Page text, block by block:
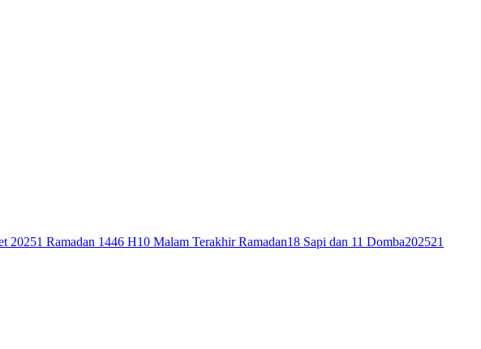
20251 Ramadan 1446 H10 Malam Terakhir Ramadan18 Sapi dan 11 Domba202521